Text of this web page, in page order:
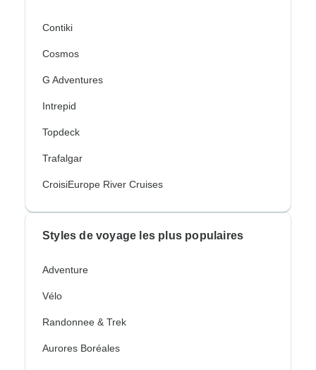
Contiki
Cosmos
G Adventures
Intrepid
Topdeck
Trafalgar
CroisiEurope River Cruises
Styles de voyage les plus populaires
Adventure
Vélo
Randonnee & Trek
Aurores Boréales